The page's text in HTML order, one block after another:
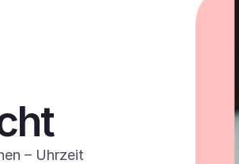
– Uhrzeit